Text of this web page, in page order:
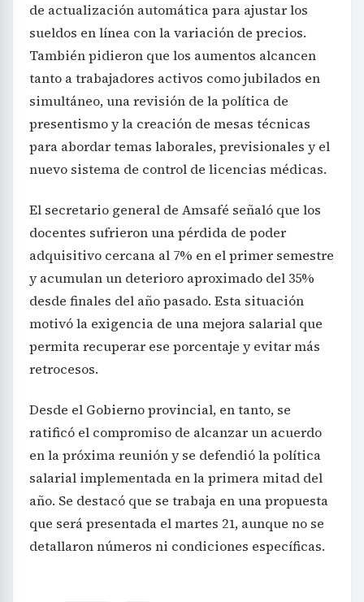
de actualización automática para ajustar los
sueldos en línea con la variación de precios.
También pidieron que los aumentos alcancen
tanto a trabajadores activos como jubilados en
simultáneo, una revisión de la política de
presentismo y la creación de mesas técnicas
para abordar temas laborales, previsionales y el
nuevo sistema de control de licencias médicas.
El secretario general de Amsafé señaló que los
docentes sufrieron una pérdida de poder
adquisitivo cercana al 7% en el primer semestre
y acumulan un deterioro aproximado del 35%
desde finales del año pasado. Esta situación
motivó la exigencia de una mejora salarial que
permita recuperar ese porcentaje y evitar más
retrocesos.
Desde el Gobierno provincial, en tanto, se
ratificó el compromiso de alcanzar un acuerdo
en la próxima reunión y se defendió la política
salarial implementada en la primera mitad del
año. Se destacó que se trabaja en una propuesta
que será presentada el martes 21, aunque no se
detallaron números ni condiciones específicas.